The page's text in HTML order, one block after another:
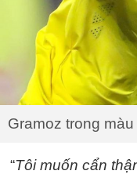
Gramoz trong
“Tôi muốn cẩn